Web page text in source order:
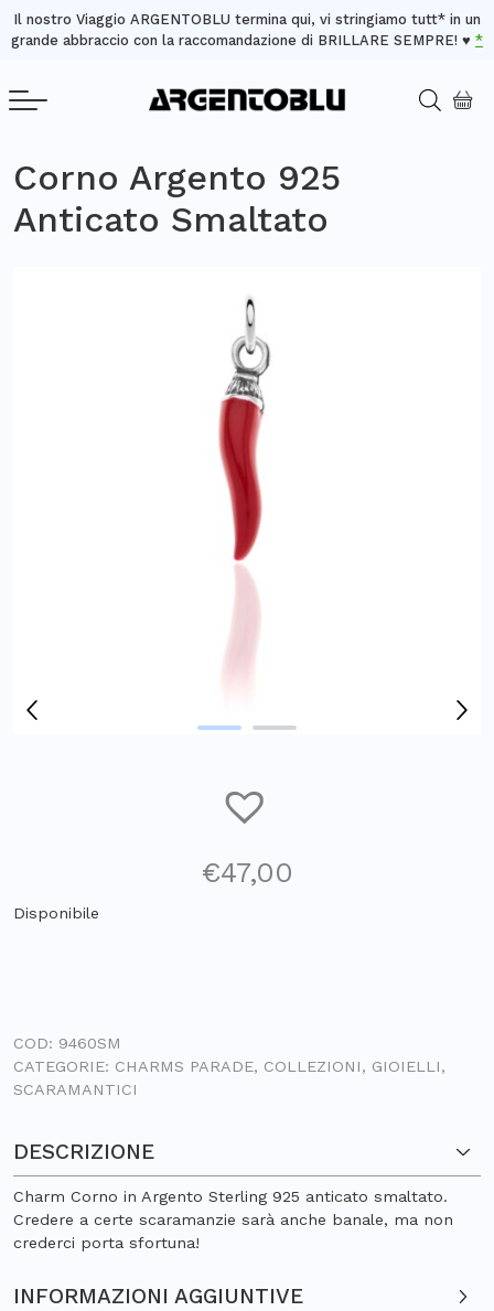
Il nostro Viaggio ARGENTOBLU termina qui, vi stringiamo tutt* in un
grande abbraccio con la raccomandazione di BRILLARE SEMPRE! ♥️ *
Corno Argento 925
Anticato Smaltato
€47,00
Disponibile
COD: 9460SM
CATEGORIE: CHARMS PARADE, COLLEZIONI, GIOIELLI,
SCARAMANTICI
DESCRIZIONE
Charm Corno in Argento Sterling 925 anticato smaltato.
Credere a certe scaramanzie sarà anche banale, ma non
crederci porta sfortuna!
INFORMAZIONI AGGIUNTIVE